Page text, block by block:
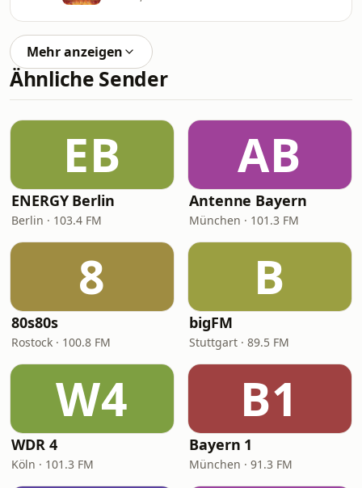
Mehr anzeigen
Ähnliche Sender
EB
ENERGY Berlin
Berlin · 103.4 FM
AB
Antenne Bayern
München · 101.3 FM
8
80s80s
Rostock · 100.8 FM
B
bigFM
Stuttgart · 89.5 FM
W4
WDR 4
Köln · 101.3 FM
B1
Bayern 1
München · 91.3 FM